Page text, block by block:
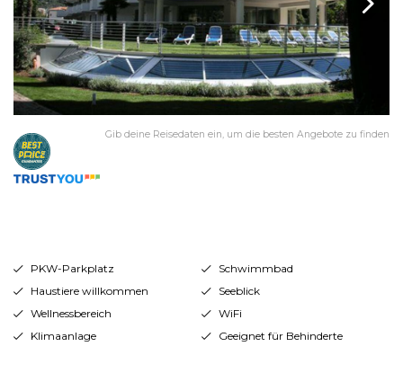
Gib deine Reisedaten ein, um die besten Angebote zu finden
PKW-Parkplatz
Schwimmbad
Haustiere willkommen
Seeblick
Wellnessbereich
WiFi
Klimaanlage
Geeignet für Behinderte